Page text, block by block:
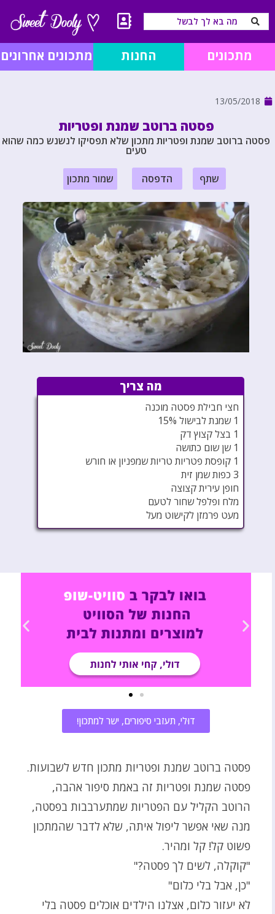
מתכונים החנות מתכונים אחרונים
13/05/2018
פסטה ברוטב שמנת ופטריות
פסטה ברוטב שמנת ופטריות מתכון שלא תפסיקו לנשנש כמה שהוא
טעים
שתף הדפסה שמור מתכון
מה צריך
חצי חבילת פסטה מוכנה
1 שמנת לבישול 15%
1 בצל קצוץ דק
1 שן שום כתושה
1 קופסת פטריות טריות שמפניון או חורש
3 כפות שמן זית
חופן עירית קצוצה
מלח ופלפל שחור לטעם
מעט פרמזן לקישוט מעל
דוּלי, תעזבי סיפורים, ישר למתכון!
פסטה ברוטב שמנת ופטריות מתכון חדש לשבועות.
פסטה שמנת ופטריות זה באמת סיפור אהבה,
הרוטב הקליל עם הפטריות שמתערבבות בפסטה,
מנה שאי אפשר ליפול איתה, שלא לדבר שהמתכון
פשוט קל! קל ומהיר.
"קוקלה, לשים לך פסטה?"
"כן, אבל בלי כלום"
לא יעזור כלום, אצלנו הילדים אוכלים פסטה בלי